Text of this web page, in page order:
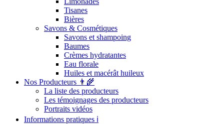
Tisanes
Bières
Savons & Cosmétiques
Savons et shampoing
Baumes
Crèmes hydratantes
Eau florale
Huiles et macérât huileux
Nos Producteurs 👨‍🌾
La liste des producteurs
Les témoignages des producteurs
Portraits vidéos
Informations pratiques ℹ️